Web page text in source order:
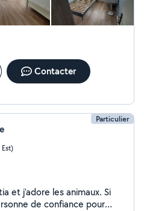
Contacter
Particulier
et j'adore les animaux. Si
de confiance pour